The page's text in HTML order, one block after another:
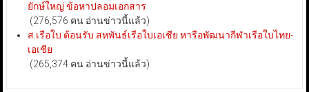
ยักษ์ใหญ่ ข้อหาปลอมเอกสาร
(276,576 คน อ่านข่าวนี้แล้ว)
ส.เรือใบ ต้อนรับ สหพันธ์เรือใบเอเชีย หารือพัฒนากีฬาเรือใบไทย-
เอเชีย
(265,374 คน อ่านข่าวนี้แล้ว)